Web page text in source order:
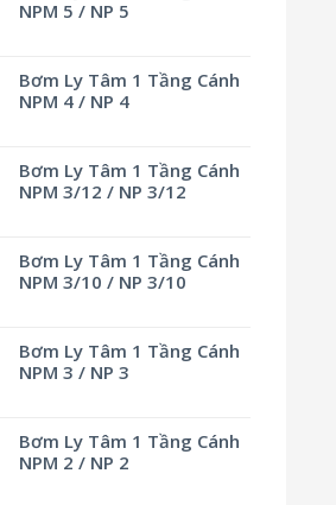
NPM 5 / NP 5
Bơm Ly Tâm 1 Tầng Cánh
NPM 4 / NP 4
Bơm Ly Tâm 1 Tầng Cánh
NPM 3/12 / NP 3/12
Bơm Ly Tâm 1 Tầng Cánh
NPM 3/10 / NP 3/10
Bơm Ly Tâm 1 Tầng Cánh
NPM 3 / NP 3
Bơm Ly Tâm 1 Tầng Cánh
NPM 2 / NP 2